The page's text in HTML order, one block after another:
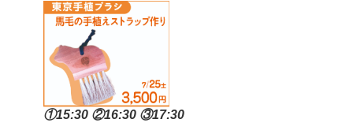
①15:30 ②16:30 ③17:30